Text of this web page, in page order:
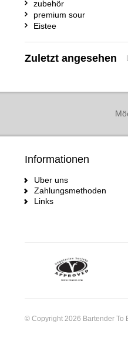
zubehör
premium sour
Eistee
Zuletzt angesehen
Informationen
Uber uns
Zahlungsmethoden
Links
© Copyright 2026 Bartender To